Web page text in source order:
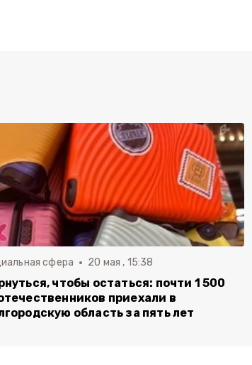
сфера 20 мая , 15:38
чтобы остаться: почти 1 500
приехали в
область за пять лет